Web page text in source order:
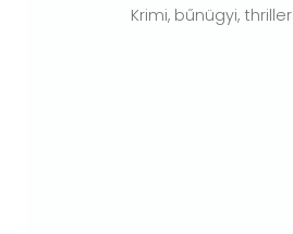
Krimi, bűnügyi, thriller